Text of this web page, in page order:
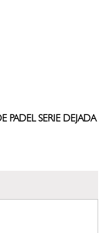
PADEL SERIE DEJADA